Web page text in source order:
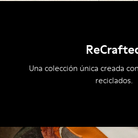
Una colección única creada
reciclados.